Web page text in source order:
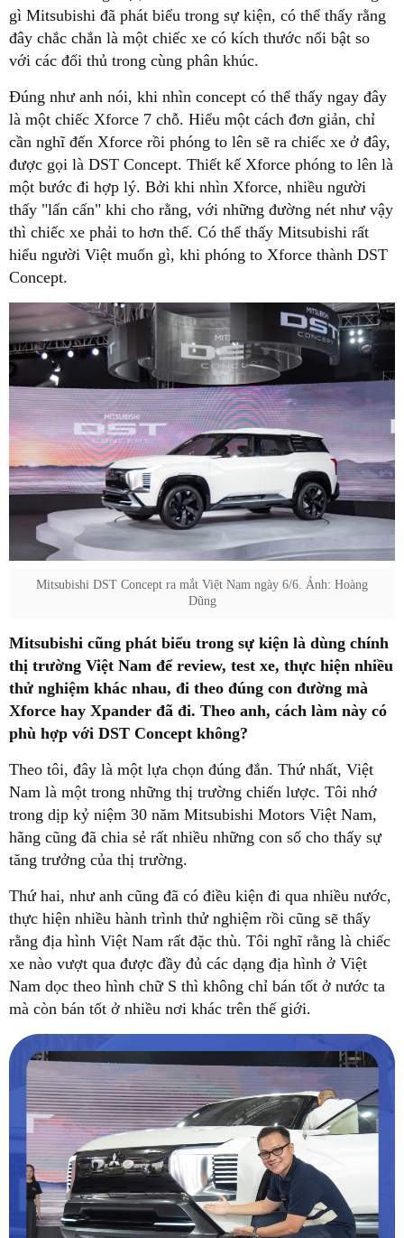
gì Mitsubishi đã phát biểu trong sự kiện, có thể thấy rằng
đây chắc chắn là một chiếc xe có kích thước nổi bật so
với các đối thủ trong cùng phân khúc.
Đúng như anh nói, khi nhìn concept có thể thấy ngay đây
là một chiếc Xforce 7 chỗ. Hiểu một cách đơn giản, chỉ
cần nghĩ đến Xforce rồi phóng to lên sẽ ra chiếc xe ở đây,
được gọi là DST Concept. Thiết kế Xforce phóng to lên là
một bước đi hợp lý. Bởi khi nhìn Xforce, nhiều người
thấy "lấn cấn" khi cho rằng, với những đường nét như vậy
thì chiếc xe phải to hơn thế. Có thể thấy Mitsubishi rất
hiểu người Việt muốn gì, khi phóng to Xforce thành DST
Concept.
Mitsubishi DST Concept ra mắt Việt Nam ngày 6/6. Ảnh: Hoàng
Dũng
Mitsubishi cũng phát biểu trong sự kiện là dùng chính
thị trường Việt Nam để review, test xe, thực hiện nhiều
thử nghiệm khác nhau, đi theo đúng con đường mà
Xforce hay Xpander đã đi. Theo anh, cách làm này có
phù hợp với DST Concept không?
Theo tôi, đây là một lựa chọn đúng đắn. Thứ nhất, Việt
Nam là một trong những thị trường chiến lược. Tôi nhớ
trong dịp kỷ niệm 30 năm Mitsubishi Motors Việt Nam,
hãng cũng đã chia sẻ rất nhiều những con số cho thấy sự
tăng trưởng của thị trường.
Thứ hai, như anh cũng đã có điều kiện đi qua nhiều nước,
thực hiện nhiều hành trình thử nghiệm rồi cũng sẽ thấy
rằng địa hình Việt Nam rất đặc thù. Tôi nghĩ rằng là chiếc
xe nào vượt qua được đầy đủ các dạng địa hình ở Việt
Nam dọc theo hình chữ S thì không chỉ bán tốt ở nước ta
mà còn bán tốt ở nhiều nơi khác trên thế giới.